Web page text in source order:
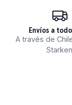
Envíos a
A través de
Starken